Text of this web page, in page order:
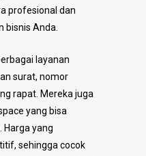
profesional dan
bisnis Anda.
layanan
surat, nomor
rapat. Mereka juga
yang bisa
Harga yang
sehingga cocok